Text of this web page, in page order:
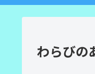
わらびの